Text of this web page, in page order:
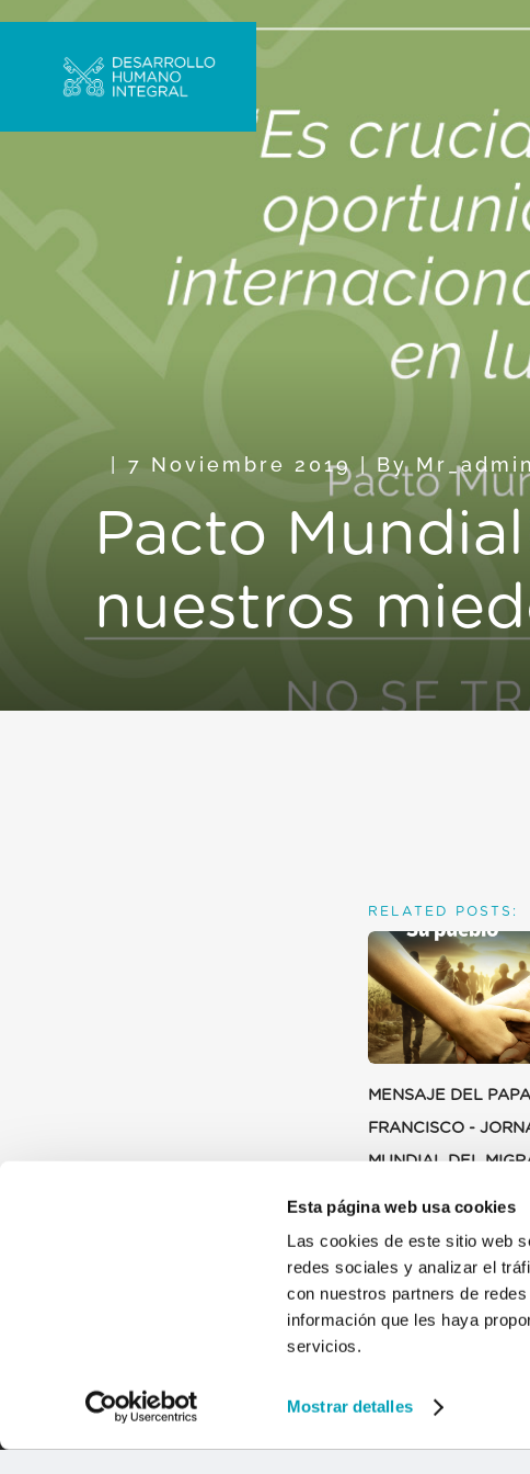
Esta página web usa cookies
Las cookies de este sitio web
redes sociales y analizar el
con nuestros partners de
información que les haya
servicios.
Mostrar detalles
7 Noviembre 2019 | By Mr_admin
Pacto
nuestros
RELATED POSTS:
MENSAJE DEL PAPA
FRANCISCO -
MUNDIAL DEL
9 JULIO 2024